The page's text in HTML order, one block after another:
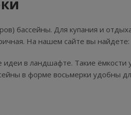
бассейны. Для купания и
На нашем сайте вы найдете:
в ландшафте. Такие ёмкости
в форме восьмерки удобны